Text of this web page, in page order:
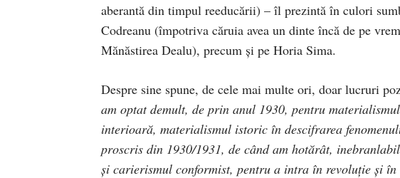
aberantă din timpul reeducării) – îl prezintă în culori
Codreanu (împotriva căruia avea un dinte încă de pe
Mănăstirea Dealu), precum şi pe Horia Sima.
Despre sine spune, de cele mai multe ori, doar lucruri
am optat demult, de prin anul 1930, pentru
interioară, materialismul istoric în descifrarea
proscris din 1930/1931, de când am hotărât,
şi carierismul conformist, pentru a intra în revoluţie şi